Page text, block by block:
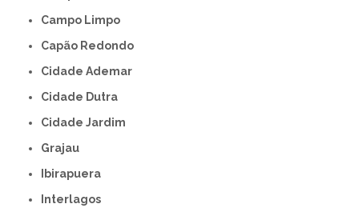
Campo Limpo
Capão Redondo
Cidade Ademar
Cidade Dutra
Cidade Jardim
Grajau
Ibirapuera
Interlagos